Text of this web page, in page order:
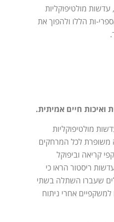
עדשות מולטיפוקליות
ות הללו ולהפוך את
ואיכות חיים אמיתית.
מולטיפוקליות
משופרת לכל המרחקים
קריאה וביפוקל
ריסטור הראו כי
שעברו השתלה בשתי
למשקפיים אחרי ניתוח